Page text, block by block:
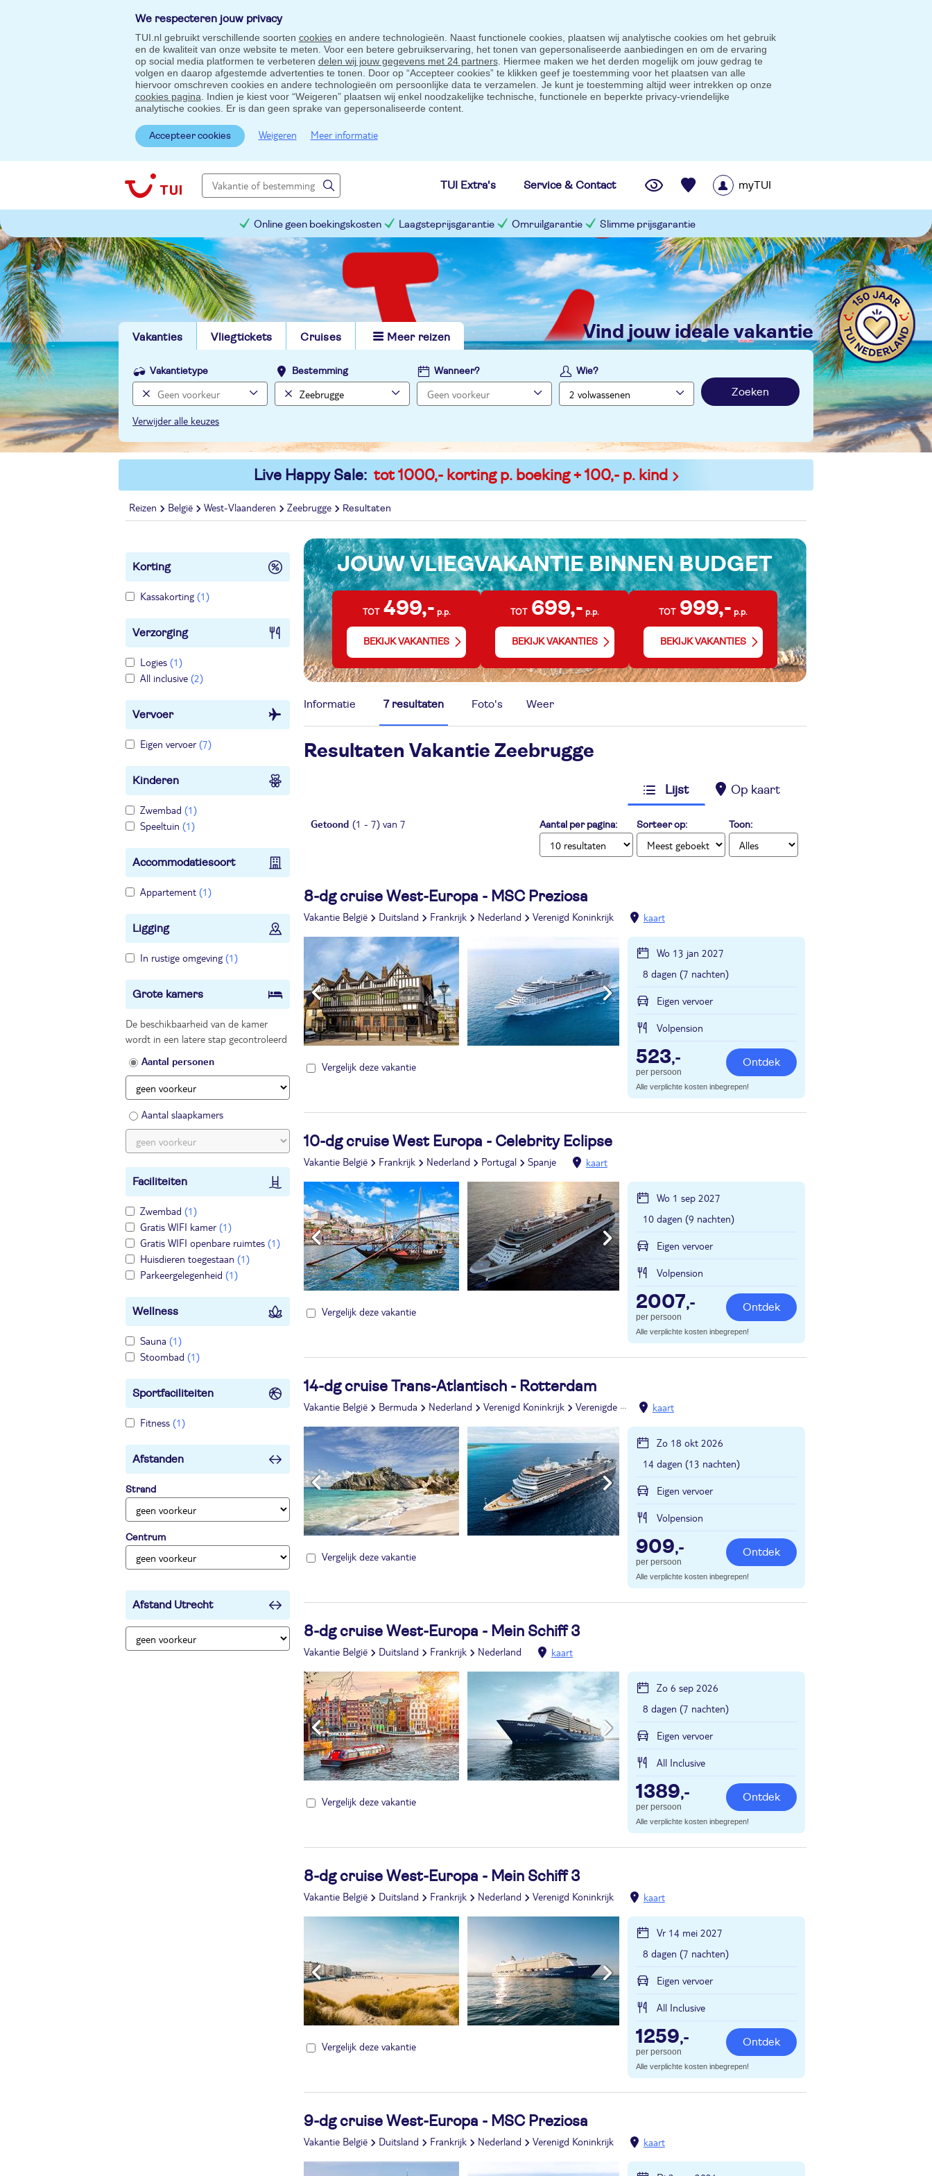
We respecteren jouw privacy
TUI.nl gebruikt verschillende soorten cookiesen andere technologieën. Naast functionele cookies, plaatsen wij analytische cookies om het gebruik
en de kwaliteit van onze website te meten. Voor een betere gebruikservaring, het tonen van gepersonaliseerde aanbiedingen en om de ervaring
op social media platformen te verbeteren delen wij jouw gegevens met 24 partners. Hiermee maken we het derden mogelijk om jouw gedrag te
volgen en daarop afgestemde advertenties te tonen. Door op “Accepteer cookies” te klikken geef je toestemming voor het plaatsen van alle
hiervoor omschreven cookies en andere technologieën om persoonlijke data te verzamelen. Je kunt je toestemming altijd weer intrekken op onze
cookies pagina . Indien je kiest voor “Weigeren” plaatsen wij enkel noodzakelijke technische, functionele en beperkte privacy-vriendelijke
analytische cookies. Er is dan geen sprake van gepersonaliseerde content.
Accepteer cookies Weigeren Meer informatie
TUI Extra's Service & Contact myTUI
Online geen boekingskosten Laagsteprijsgarantie Omruilgarantie Slimme prijsgarantie
Vakanties Vliegtickets Cruises Meer reizen vind jouw ideale vakantie
Vakantietype Bestemming Wanneer? Wie?
Zoeken
Verwijder alle keuzes
Live Happy Sale: tot 1000,- korting p. boeking + 100,- p. kind
Reizen België West-Vlaanderen Zeebrugge Resultaten
Korting
Kassakorting (1)
Verzorging
Logies (1)
All inclusive (2)
Vervoer
Eigen vervoer(7)
Kinderen
Zwembad (1)
Speeltuin (1)
Accommodatiesoort
Appartement (1)
Ligging
In rustige omgeving (1)
Grote kamers
De beschikbaarheid van de kamer
wordt in een latere stap gecontroleerd
Aantal personen
Aantal slaapkamers
Faciliteiten
Zwembad (1)
Gratis WIFI kamer(1)
Gratis WIFI openbare ruimtes (1)
Huisdieren toegestaan (1)
Parkeergelegenheid (1)
Wellness
Sauna (1)
Stoombad (1)
Sportfaciliteiten
Fitness (1)
Afstanden
Strand
Centrum
Afstand Utrecht
JOUW VLIEGVAKANTIE BINNEN BUDGET
TOT 499,- p.p.
BEKIJK VAKANTIES
TOT 699,- p.p.
BEKIJK VAKANTIES
TOT 999,- p.p.
BEKIJK VAKANTIES
Informatie 7 resultaten Foto's Weer
Resultaten Vakantie Zeebrugge
Lijst Op kaart
Getoond (1 - 7) van 7 Aantal per pagina: Sorteer op: Toon:
8-dg cruise West-Europa - MSC Preziosa
Vakantie België Duitsland Frankrijk Nederland Verenigd Koninkrijk kaart
Vergelijk deze vakantie
Wo 13 jan 2027
8 dagen (7 nachten)
Eigen vervoer
Volpension
523,-
per persoon
Ontdek
Alle verplichte kosten inbegrepen!
10-dg cruise West Europa - Celebrity Eclipse
Vakantie België Frankrijk Nederland Portugal Spanje kaart
Vergelijk deze vakantie
Wo 1 sep 2027
10 dagen (9 nachten)
Eigen vervoer
Volpension
2007,-
per persoon
Ontdek
Alle verplichte kosten inbegrepen!
14-dg cruise Trans-Atlantisch - Rotterdam
Vakantie België Bermuda Nederland Verenigd Koninkrijk Verenigde Staten kaart
Vergelijk deze vakantie
Zo 18 okt 2026
14 dagen (13 nachten)
Eigen vervoer
Volpension
909,-
per persoon
Ontdek
Alle verplichte kosten inbegrepen!
8-dg cruise West-Europa - Mein Schiff 3
Vakantie België Duitsland Frankrijk Nederland kaart
Vergelijk deze vakantie
Zo 6 sep 2026
8 dagen (7 nachten)
Eigen vervoer
All Inclusive
1389,-
per persoon
Ontdek
Alle verplichte kosten inbegrepen!
8-dg cruise West-Europa - Mein Schiff 3
Vakantie België Duitsland Frankrijk Nederland Verenigd Koninkrijk kaart
Vergelijk deze vakantie
Vr 14 mei 2027
8 dagen (7 nachten)
Eigen vervoer
All Inclusive
1259,-
per persoon
Ontdek
Alle verplichte kosten inbegrepen!
9-dg cruise West-Europa - MSC Preziosa
Vakantie België Duitsland Frankrijk Nederland Verenigd Koninkrijk kaart